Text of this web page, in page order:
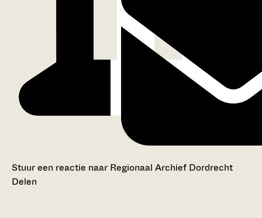
Stuur een reactie naar Regionaal Archief Dordrecht
Delen